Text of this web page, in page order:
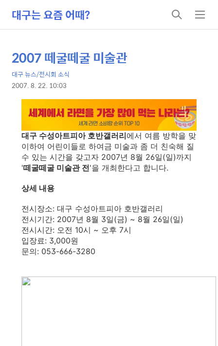
대구는 요즘 어때?
검
색
메
뉴
상
세
컨
본
문
제
목
2007 떼굴떼굴 미술관
대구 뉴스/전시회 소식
2007. 8. 22. 10:03
대구 수성아트피아 호반갤러리에서 여름 방학을 맞
이하여 어린이들로 하여금 미술과 좀 더 친숙해 질
수 있는 시간을 갖고자 2007년 8월 26일(일)까지
'떼굴떼굴 미술관 전'을 개최한다고 합니다.
상세 내용
전시장소: 대구 수성아트피아 호반갤러리
전시기간: 2007년 8월 3일(금) ~ 8월 26일(일)
전시시간: 오전 10시 ~ 오후 7시
입장료: 3,000원
문의: 053-666-3280